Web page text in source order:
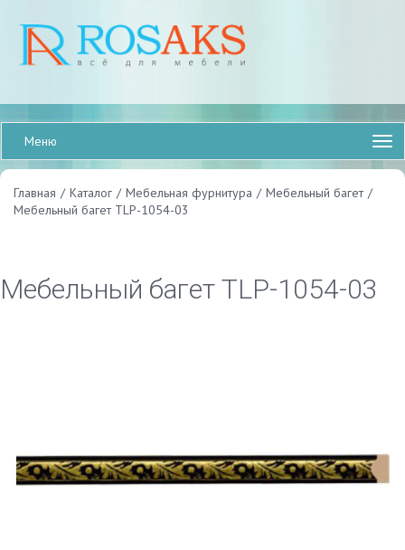
Меню
Главная / Каталог / Мебельная фурнитура / Мебельный багет /
Мебельный багет TLP-1054-03
Мебельный багет TLP-1054-03